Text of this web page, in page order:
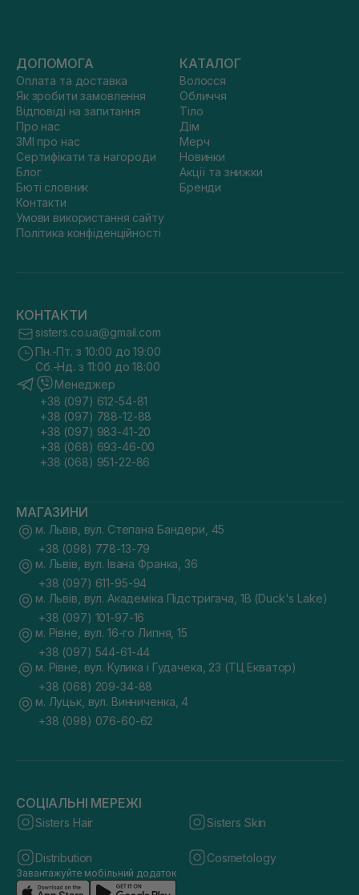
ДОПОМОГА
Оплата та доставка
Як зробити замовлення
Відповіді на запитання
Про нас
ЗМІ про нас
Сертифікати та нагороди
Блог
Бюті словник
Контакти
Умови використання сайту
Політика конфіденційності
КАТАЛОГ
Волосся
Обличчя
Тіло
Дім
Мерч
Новинки
Акції та знижки
Бренди
КОНТАКТИ
sisters.co.ua@gmail.com
Пн.-Пт. з 10:00 до 19:00
Сб.-Нд. з 11:00 до 18:00
Менеджер
+38 (097) 612-54-81
+38 (097) 788-12-88
+38 (097) 983-41-20
+38 (068) 693-46-00
+38 (068) 951-22-86
МАГАЗИНИ
м. Львів, вул. Степана Бандери, 45
+38 (098) 778-13-79
м. Львів, вул. Івана Франка, 36
+38 (097) 611-95-94
м. Львів, вул. Академіка Підстригача, 1В (Duck's Lake)
+38 (097) 101-97-16
м. Рівне, вул. 16-го Липня, 15
+38 (097) 544-61-44
м. Рівне, вул. Кулика і Гудачека, 23 (ТЦ Екватор)
+38 (068) 209-34-88
м. Луцьк, вул. Винниченка, 4
+38 (098) 076-60-62
СОЦІАЛЬНІ МЕРЕЖІ
Sisters Hair Sisters Skin
Distribution Cosmetology
Завантажуйте мобільний додаток